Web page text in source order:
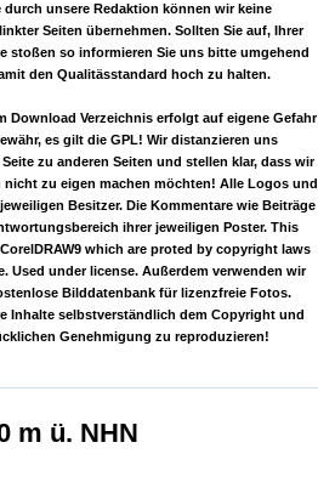
unsere Redaktion können wir keine
Seiten übernehmen. Sollten Sie auf, Ihrer
stoßen so informieren Sie uns bitte umgehend
den Qualitässtandard hoch zu halten.
Download Verzeichnis erfolgt auf eigene Gefahr
es gilt die GPL! Wir distanzieren uns
zu anderen Seiten und stellen klar, dass wir
zu eigen machen möchten! Alle Logos und
Besitzer. Die Kommentare wie Beiträge
ihrer jeweiligen Poster. This
which are proted by copyright laws
Used under license. Außerdem verwenden wir
Bilddatenbank für lizenzfreie Fotos.
Inhalte selbstverständlich dem Copyright und
Genehmigung zu reproduzieren!
m ü. NHN